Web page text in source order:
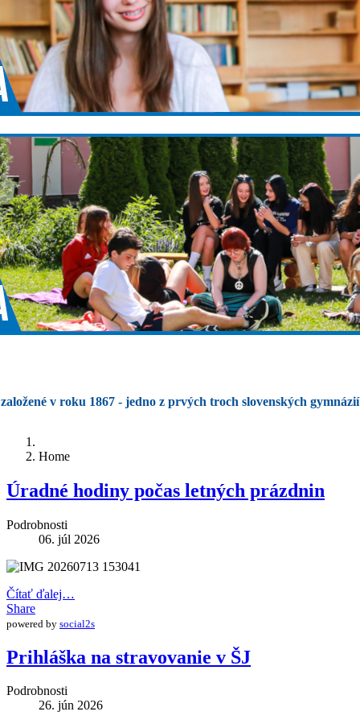
založené v roku 1867 - jedno z prvých troch slovenských gymnázií
Home
Úradné hodiny počas letných prázdnin
Podrobnosti
06. júl 2026
Čítať ďalej…
Share
powered by social2s
Prihláška na stravovanie v ŠJ
Podrobnosti
26. jún 2026